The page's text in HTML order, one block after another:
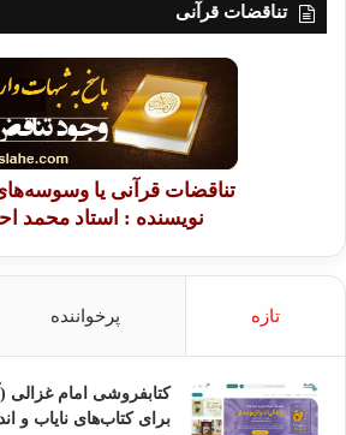
تناقضات قرآنی
تناقضات قرآنی یا
نویسنده : استاد محمد
تازه پرخواننده
کتابفروشی امام
برای کتاب‌های نایاب و